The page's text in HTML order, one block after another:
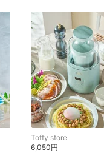
Toffy store
6,050円